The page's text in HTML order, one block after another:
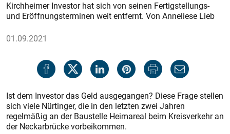
Kirchheimer Investor hat sich von seinen Fertigstellungs-
und Eröffnungsterminen weit entfernt. Von Anneliese Lieb
01.09.2021
Ist dem Investor das Geld ausgegangen? Diese Frage stellen
sich viele Nürtinger, die in den letzten zwei Jahren
regelmäßig an der Baustelle Heimareal beim Kreisverkehr an
der Neckarbrücke vorbeikommen.